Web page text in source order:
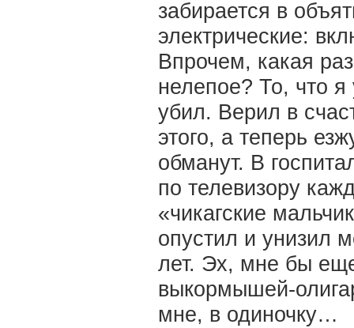
забирается в
электрические:
Впрочем, какая
нелепое? То, что я
убил. Верил в
этого, а теперь
обманут. В
по телевизору
«чикагские
опустил и унизил
лет. Эх, мне бы
выкормышей-
мне, в одиночку…